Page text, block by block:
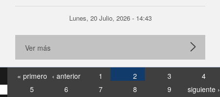
Lunes, 20 Julio, 2026 - 14:43
Ver más
« primero ‹ anterior 1 2 3
4
5
6 7 8 9
siguiente ›